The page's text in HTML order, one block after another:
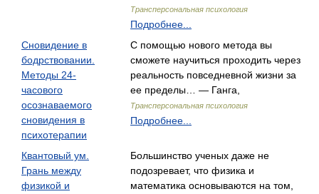
Трансперсональная психология
Подробнее...
Сновидение в
бодрствовании.
Методы 24-
часового
осознаваемого
сновидения в
психотерапии
С помощью нового метода вы
сможете научиться проходить через
реальность повседневной жизни за
ее пределы… — Ганга,
Трансперсональная психология
Подробнее...
Квантовый ум.
Грань между
физикой и
Большинство ученых даже не
подозревает, что физика и
математика основываются на том,